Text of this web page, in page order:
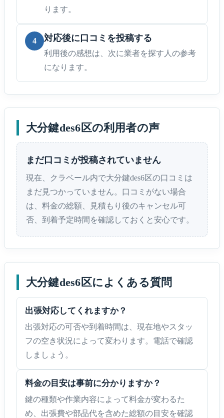
ります。
4 対応後に口コミを投稿する
利用後の感想は、次に業者を探す人の参考
になります。
大分鍵des6区の利用者の声
まだ口コミが投稿されていません
現在、クラベール内で大分鍵des6区の口コミは
まだ見つかっていません。口コミがない場合
は、料金の総額、見積もり後のキャンセル可
否、到着予定時間を確認しておくと安心です。
大分鍵des6区によくある質問
出張対応してくれますか？
出張対応の可否や到着時間は、現在地やスタッ
フの空き状況によって変わります。電話で確認
しましょう。
料金の目安は事前に分かりますか？
鍵の種類や作業内容によって料金が変わるた
め、出張費や部品代を含めた総額の目安を確認